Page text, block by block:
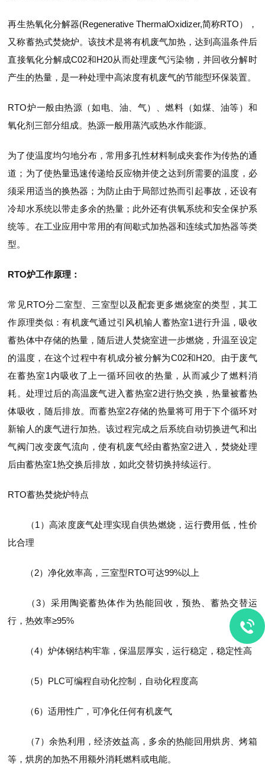
再生热氧化分解器(Regenerative ThermalOxidizer,简称RTO），
又称蓄热式焚烧炉。该技术是将有机废气加热，达到高温条件后
直接氧化分解成C02和H20从而处理废气污染物，并回收分解时
产生的热量，是一种处理中高浓度有机废气的节能型环保装置。
RTO炉一般由热源（如电、油、气）、燃料（如煤、油等）和
氧化剂三部分组成。热源一般用蒸汽或热水作能源。
为了使温度均匀地分布，常用多孔性材料制成夹套作为传热的通
道；为了使热量迅速传递给反应物并使之达到所需要的温度，必
须采用适当的换热器；为防止由于局部过热而引起事故，还设有
冷却水系统以带走多余的热量；此外还有供氧系统和安全保护系
统等。在工业应用中常用的有间歇式加热器和连续式加热器等类
型。
RTO炉工作原理：
常见RTO分二室型、三室型以及配套更多燃烧室的类型，其工
作原理类似：有机废气通过引风机输人蓄热室1进行升温，吸收
蓄热体中存储的热量，随后进人焚烧室进一步燃烧，升温至设定
的温度，在这个过程中有机成分被分解为C02和H20。由于废气
在蓄热室1内吸收了上一循环回收的热量，从而减少了燃料消
耗。处理过后的高温废气进入蓄热室2进行热交换，热量被蓄热
体吸收，随后排放。而蓄热室2存储的热量将可用于下个循环对
新输人的废气进行加热。该过程完成之后系统自动切换进气和出
气阀门改变废气流向，使有机废气经由蓄热室2进入，焚烧处理
后由蓄热室1热交换后排放，如此交替切换持续运行。
RTO蓄热焚烧炉特点
（1）高浓度废气处理实现自供热燃烧，运行费用低，性价
比合理
（2）净化效率高，三室型RTO可达99%以上
（3）采用陶瓷蓄热体作为热能回收，预热、蓄热交替运
行，热效率≥95%
（4）炉体钢结构牢靠，保温层厚实，运行稳定，稳定性高
（5）PLC可编程自动化控制，自动化程度高
（6）适用性广，可净化任何有机废气
（7）余热利用，经济效益高，多余的热能回用烘房、烤箱
等，烘房的加热不用额外消耗燃料或电能。